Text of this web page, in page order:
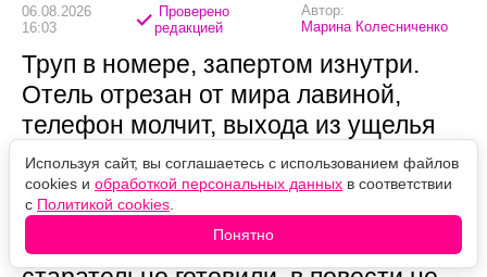
06.08.2026
16:03
Проверено
редакцией
Автор:
Марина Колесниченко
Труп в номере, запертом изнутри.
Отель отрезан от мира лавиной,
телефон молчит, выхода из ущелья
нет — значит, убийца среди
постояльцев. Идеальная
классическая загадка. Только
разгадка, к которой вас так
Используя сайт, вы соглашаетесь с использованием файлов
cookies и обработкой персональных данных в соответствии
с Политикой cookies
Понятно